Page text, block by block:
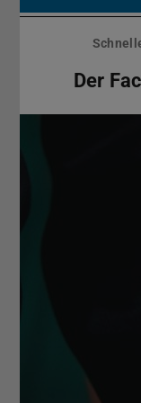
Menü
überspringen
Der